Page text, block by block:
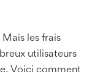
Mais les frais
utilisateurs
Voici comment